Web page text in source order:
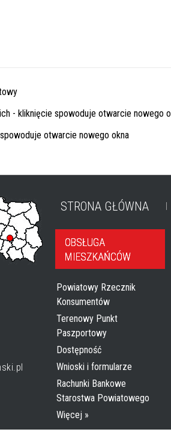
STRONA GŁÓWNA
OBSŁUGA
MIESZKAŃCÓW
Powiatowy Rzecznik
Konsumentów
Terenowy Punkt
Paszportowy
Dostępność
Wnioski i formularze
Rachunki Bankowe
Starostwa Powiatowego
Więcej »